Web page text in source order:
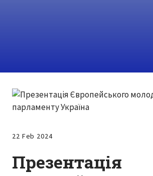
22 Feb 2024
Презентація